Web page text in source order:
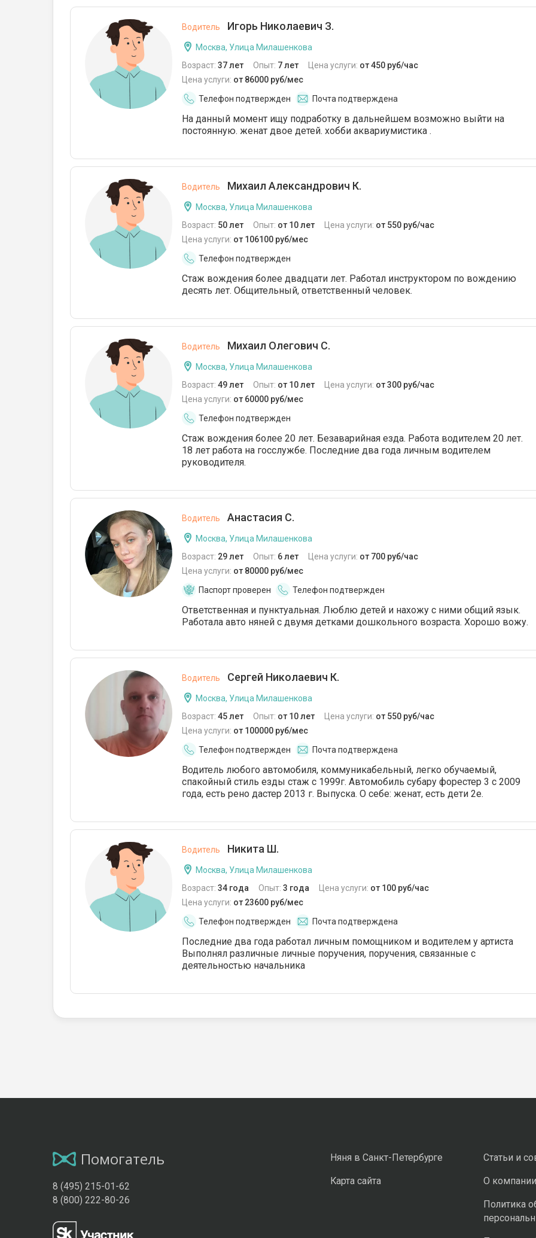
Водитель Игорь Николаевич З.
Москва, Улица Милашенкова
Возраст: 37 лет Опыт: 7 лет Цена услуги: от 450 руб/час
Цена услуги: от 86000 руб/мес
Телефон подтвержден
Почта подтверждена
На данный момент ищу подработку в дальнейшем возможно выйти на
постоянную. женат двое детей. хобби аквариумистика .
Водитель Михаил Александрович К.
Москва, Улица Милашенкова
Возраст: 50 лет Опыт: от 10 лет Цена услуги: от 550 руб/час
Цена услуги: от 106100 руб/мес
Телефон подтвержден
Стаж вождения более двадцати лет. Работал инструктором по вождению
десять лет. Общительный, ответственный человек.
Водитель Михаил Олегович С.
Москва, Улица Милашенкова
Возраст: 49 лет Опыт: от 10 лет Цена услуги: от 300 руб/час
Цена услуги: от 60000 руб/мес
Телефон подтвержден
Стаж вождения более 20 лет. Безаварийная езда. Работа водителем 20 лет.
18 лет работа на госслужбе. Последние два года личным водителем
руководителя.
Водитель Анастасия С.
Москва, Улица Милашенкова
Возраст: 29 лет Опыт: 6 лет Цена услуги: от 700 руб/час
Цена услуги: от 80000 руб/мес
Паспорт проверен
Телефон подтвержден
Ответственная и пунктуальная. Люблю детей и нахожу с ними общий язык.
Работала авто няней с двумя детками дошкольного возраста. Хорошо вожу.
Водитель Сергей Николаевич К.
Москва, Улица Милашенкова
Возраст: 45 лет Опыт: от 10 лет Цена услуги: от 550 руб/час
Цена услуги: от 100000 руб/мес
Телефон подтвержден
Почта подтверждена
Водитель любого автомобиля, коммуникабельный, легко обучаемый,
спакойный стиль езды стаж с 1999г. Автомобиль субару форестер 3 с 2009
года, есть рено дастер 2013 г. Выпуска. О себе: женат, есть дети 2е.
Водитель Никита Ш.
Москва, Улица Милашенкова
Возраст: 34 года Опыт: 3 года Цена услуги: от 100 руб/час
Цена услуги: от 23600 руб/мес
Телефон подтвержден
Почта подтверждена
Последние два года работал личным помощником и водителем у артиста
Выполнял различные личные поручения, поручения, связанные с
деятельностью начальника
Помогатель
8 (495) 215-01-62
8 (800) 222-80-26
Няня в Санкт-Петербурге
Карта сайта
Статьи и
О компании
Политика